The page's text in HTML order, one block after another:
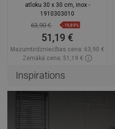
atloku 30 x 30 cm, inox -
1910303010
63,90 € -19,89%
51,19 €
Mazumtirdzniecības cena: 63,90 €
Zemākā cena: 51,19 €
Iecienītākie
Salīdzināt
Inspirations